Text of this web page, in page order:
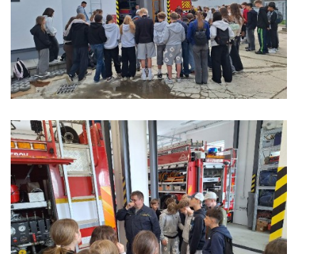
Sbor dobrovolných hasičů Koterov
Koterovská náves 15